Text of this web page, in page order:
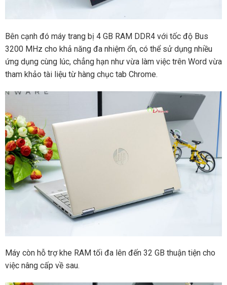
Bên cạnh đó máy trang bị 4 GB RAM DDR4 với tốc độ Bus
3200 MHz cho khả năng đa nhiệm ổn, có thể sử dụng nhiều
ứng dụng cùng lúc, chẳng hạn như vừa làm việc trên Word vừa
tham khảo tài liệu từ hàng chục tab Chrome.
Máy còn hỗ trợ khe RAM tối đa lên đến 32 GB thuận tiện cho
việc nâng cấp về sau.